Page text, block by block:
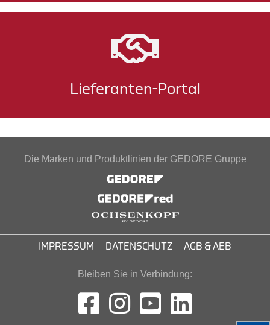
Lieferanten-Portal
Die Marken und Produktlinien der GEDORE Gruppe
IMPRESSUM DATENSCHUTZ AGB & AEB
Bleiben Sie in Verbindung: